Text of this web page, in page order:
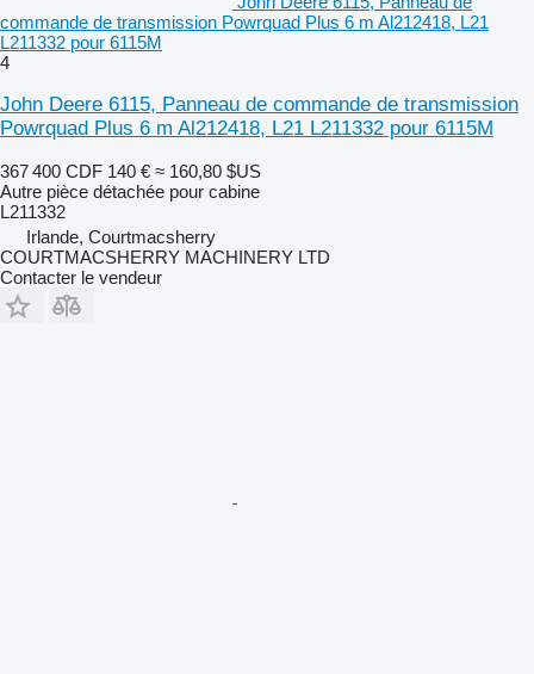
commande de transmission Powrquad Plus 6 m Al212418, L21
L211332 pour 6115M
4
John Deere 6115, Panneau de commande de transmission
Powrquad Plus 6 m Al212418, L21 L211332 pour 6115M
367 400 CDF 140 € ≈ 160,80 $US
Autre pièce détachée pour cabine
L211332
Irlande, Courtmacsherry
COURTMACSHERRY MACHINERY LTD
Contacter le vendeur